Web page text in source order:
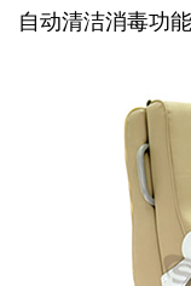
自动清洁消毒功